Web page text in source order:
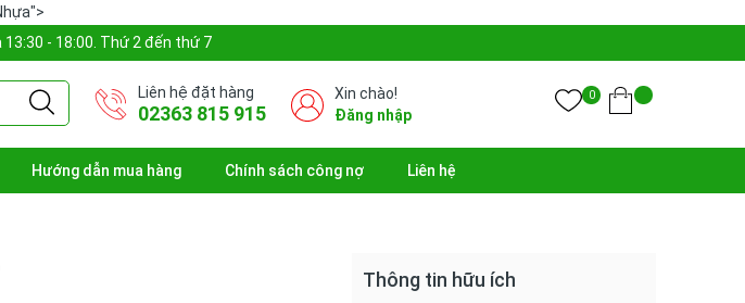
- 18:00. Thứ 2 đến thứ 7
Liên hệ đặt hàng
02363 815 915
Xin chào!
Đăng nhập
0
Hướng dẫn mua hàng Chính sách công nợ Liên hệ
Thông tin hữu ích